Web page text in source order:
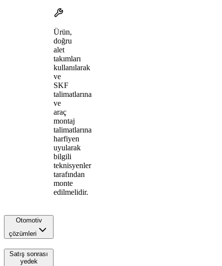
Ürün,
doğru
alet
takımları
kullanılarak
ve
SKF
talimatlarına
ve
araç
montaj
talimatlarına
harfiyen
uyularak
bilgili
teknisyenler
tarafından
monte
edilmelidir.
Otomotiv
çözümleri
Satış sonrası
yedek